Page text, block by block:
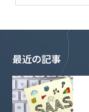
最近の記事